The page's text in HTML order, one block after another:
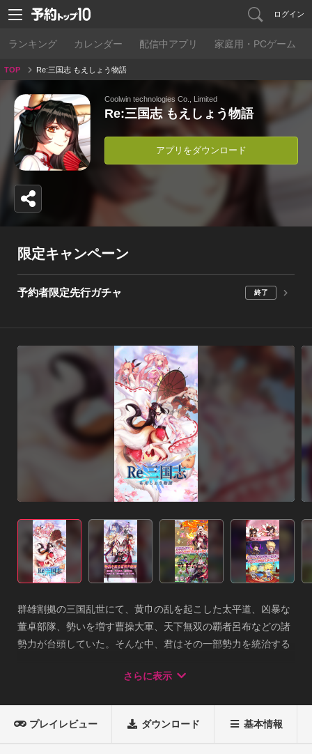
ログイン
ランキング カレンダー 配信中アプリ 家庭用・PCゲーム
TOP Re:三国志 もえしょう物語
Coolwin technologies Co., Limited
Re:三国志 もえしょう物語
アプリをダウンロード
限定キャンペーン
予約者限定先行ガチャ 終了
群雄割拠の三国乱世にて、黄巾の乱を起こした太平道、凶暴な
董卓部隊、勢いを増す曹操大軍、天下無双の覇者呂布などの諸
勢力が台頭していた。そんな中、君はその一部勢力を統治する
ながら、天下を征伐していく！
さらに表示
プレイレビュー ダウンロード 基本情報